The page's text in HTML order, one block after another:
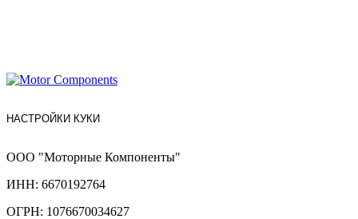
НАСТРОЙКИ КУКИ
ООО "Моторные Компоненты"
ИНН: 6670192764
ОГРН: 1076670034627